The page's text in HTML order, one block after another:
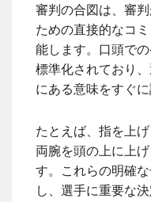
審判の合図は、審
ための直接的なコ
能します。口頭で
標準化されており
にある意味をすぐに
たとえば、指を上
両腕を頭の上に上
す。これらの明確
し、選手に重要な